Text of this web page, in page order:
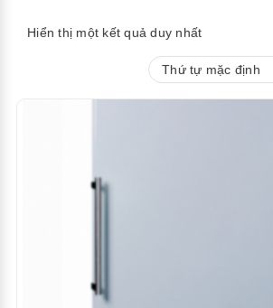
Hiển thị một kết quả duy nhất